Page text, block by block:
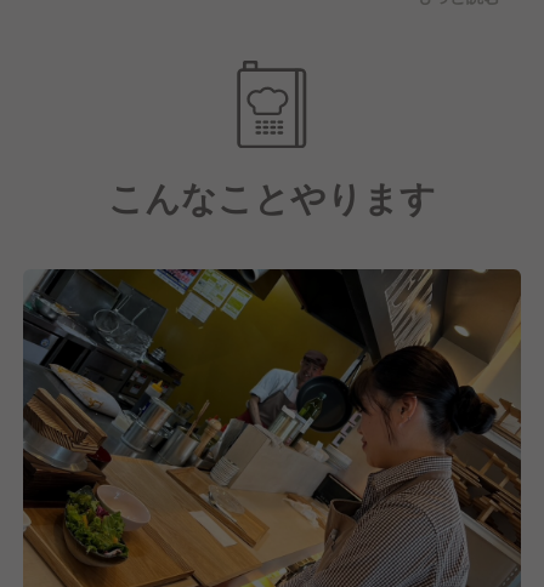
この事業拡大に伴い、新店舗の立ち上げや運営を担う
ポジションが続々と生まれていきます◎
店舗拡大が進む今、管理職ポジションも比例して増
店長にとどまらず、事業拡大を牽引するリーダーとし
キャリアを築く絶好のタイミングです♪
こんなことやります